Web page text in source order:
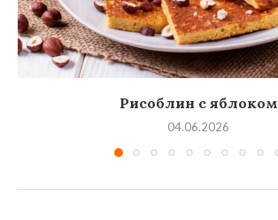
Рисоблин с яблоком
04.06.2026